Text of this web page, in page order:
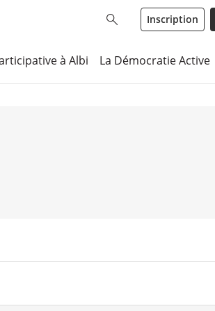
Inscription
à Albi La Démocratie Active